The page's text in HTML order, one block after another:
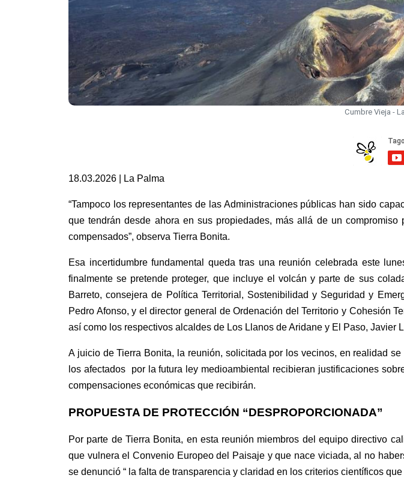
Cumbre Vieja -
18.03.2026 | La Palma
“Tampoco los representantes de las Administraciones públicas han sido
que tendrán desde ahora en sus propiedades, más allá de un compromiso
compensados”, observa Tierra Bonita.
Esa incertidumbrefundamental queda tras una reunión celebrada este
finalmente se pretende proteger, que incluye el volcán y parte de sus
Barreto, consejera de Política Territorial, Sostenibilidad y Seguridad y
Pedro Afonso, y eldirector general de Ordenación del Territorio y Cohesión
así como los respectivos alcaldes de Los Llanos de Aridane y El Paso, Javier
A juicio de Tierra Bonita, la reunión, solicitada por los vecinos, en realidad
los afectados por la futura ley medioambiental recibieran justificaciones
compensaciones económicas que recibirán.
PROPUESTA DE PROTECCIÓN “DESPROPORCIONADA”
Por parte de Tierra Bonita, en esta reunión miembros del equipo directivo
que vulnera el Convenio Europeo del Paisaje y que nace viciada, al no
se denunció “ la falta de transparencia y claridad en los criterios científicos